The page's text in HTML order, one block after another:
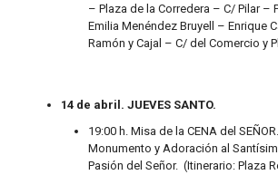
– Plaza de la Corredera – C/ Pilar –
Emilia Menéndez Bruyell – Enrique
Ramón y Cajal – C/ del Comercio y
14 de abril. JUEVES SANTO.
19:00 h. Misa de la CENA del
Monumento y Adoración al
Pasión del Señor. (Itinerario: Plaza